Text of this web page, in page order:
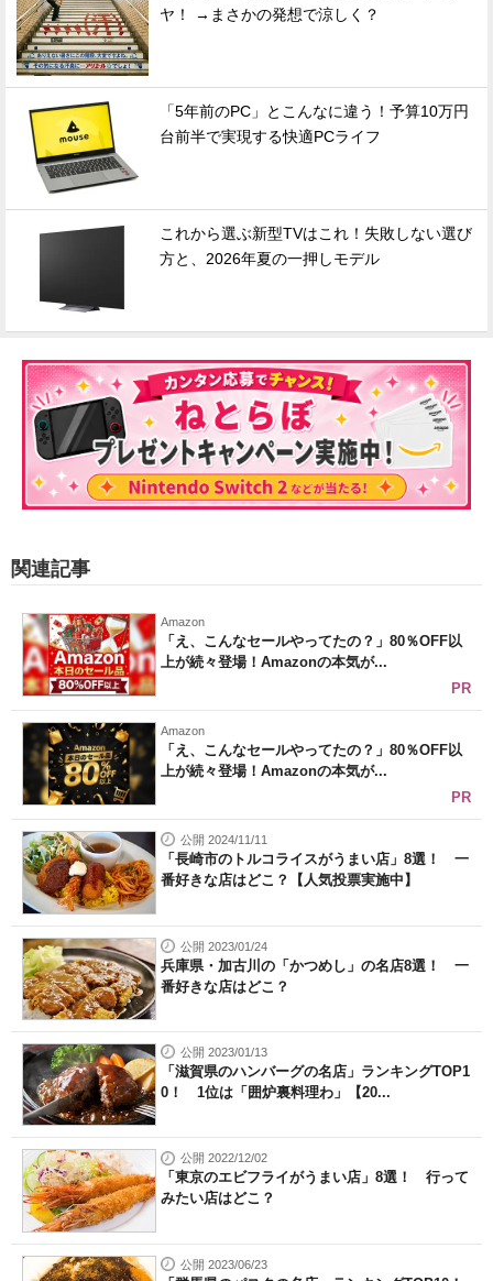
ヤ！ →まさかの発想で涼しく？
「5年前のPC」とこんなに違う！予算10万円
台前半で実現する快適PCライフ
これから選ぶ新型TVはこれ！失敗しない選び
方と、2026年夏の一押しモデル
関連記事
Amazon
「え、こんなセールやってたの？」80％OFF以
上が続々登場！Amazonの本気が...
PR
Amazon
「え、こんなセールやってたの？」80％OFF以
上が続々登場！Amazonの本気が...
PR
公開 2024/11/11
「長崎市のトルコライスがうまい店」8選！ 一
番好きな店はどこ？【人気投票実施中】
公開 2023/01/24
兵庫県・加古川の「かつめし」の名店8選！ 一
番好きな店はどこ？
公開 2023/01/13
「滋賀県のハンバーグの名店」ランキングTOP1
0！ 1位は「囲炉裏料理わ」【20...
公開 2022/12/02
「東京のエビフライがうまい店」8選！ 行って
みたい店はどこ？
公開 2023/06/23